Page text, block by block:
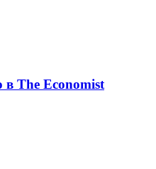
The Economist